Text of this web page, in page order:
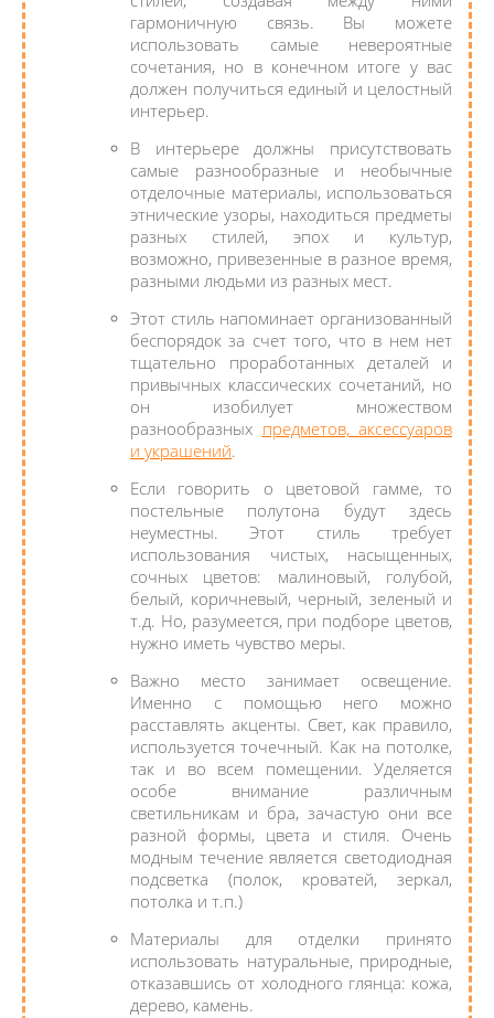
гармоничную связь. Вы можете
использовать самые невероятные
сочетания, но в конечном итоге у вас
должен получиться единый и целостный
интерьер.
В интерьере должны присутствовать
самые разнообразные и необычные
отделочные материалы, использоваться
этнические узоры, находиться предметы
разных стилей, эпох и культур,
возможно, привезенные в разное время,
разными людьми из разных мест.
Этот стиль напоминает организованный
беспорядок за счет того, что в нем нет
тщательно проработанных деталей и
привычных классических сочетаний, но
он изобилует множеством
разнообразных предметов, аксессуаров
и украшений.
Если говорить о цветовой гамме, то
постельные полутона будут здесь
неуместны. Этот стиль требует
использования чистых, насыщенных,
сочных цветов: малиновый, голубой,
белый, коричневый, черный, зеленый и
т.д. Но, разумеется, при подборе цветов,
нужно иметь чувство меры.
Важно место занимает освещение.
Именно с помощью него можно
расставлять акценты. Свет, как правило,
используется точечный. Как на потолке,
так и во всем помещении. Уделяется
особе внимание различным
светильникам и бра, зачастую они все
разной формы, цвета и стиля. Очень
модным течение является светодиодная
подсветка (полок, кроватей, зеркал,
потолка и т.п.)
Материалы для отделки принято
использовать натуральные, природные,
отказавшись от холодного глянца: кожа,
дерево, камень.